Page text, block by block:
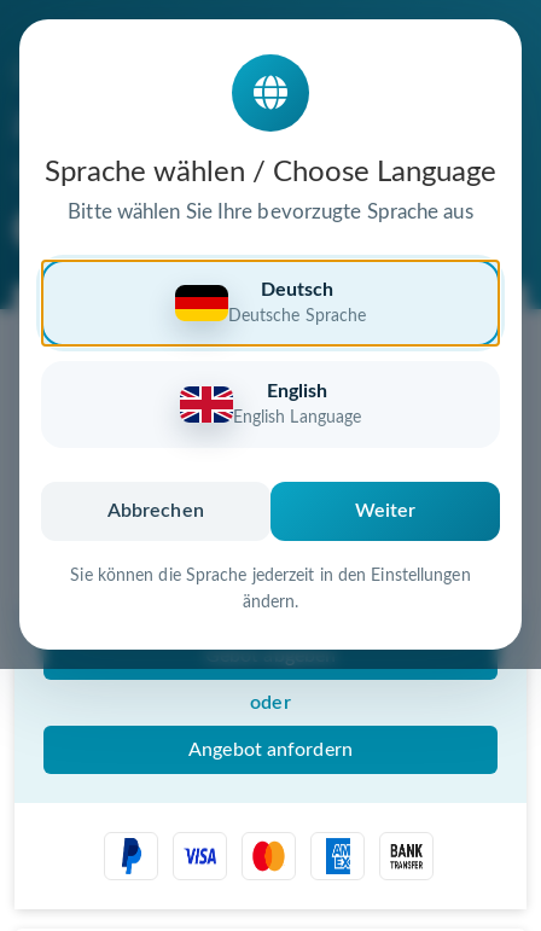
Sprache wählen / Choose Language
Bitte wählen Sie Ihre bevorzugte Sprache aus
Deutsch
Deutsche Sprache
English
English Language
Abbrechen Weiter
Sie können die Sprache jederzeit in den Einstellungen
ändern.
zum-zeppelin.de
steht zum Verkauf
Jetzt diese Wunschdomain
Diese Domain könnte schon bald Ihnen gehören!
Schnell, sicher und unkompliziert zur eigenen
Gebot abgeben
oder
Angebot anfordern